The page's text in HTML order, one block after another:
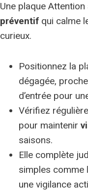
Une plaque
préventif qui calme
curieux.
Positionnez la
dégagée,
d’entrée pour
Vérifiez
pour maintenir
saisons.
Elle complète
simples comme
une vigilance